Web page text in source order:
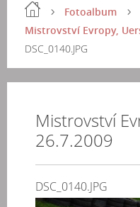
Fotoalbum
Mistrovství Evropy,
DSC_0140.JPG
Mistrovství
26.7.2009
DSC_0140.JPG